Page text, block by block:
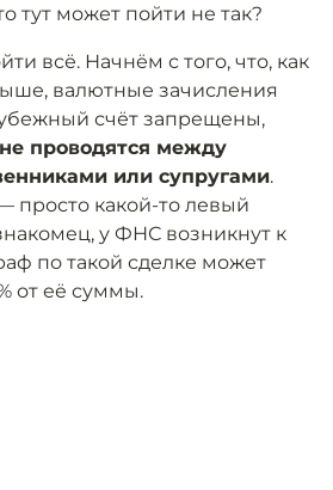
тут может пойти не так?
всё. Начнём с того, что, как
валютные зачисления
счёт запрещены,
проводятся между
или супругами.
просто какой-то левый
у ФНС возникнут к
по такой сделке может
от её суммы.